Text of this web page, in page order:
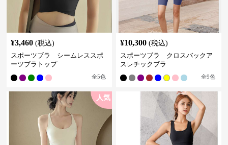
¥3,460 (税込)
スポーツブラ シームレススポ
ーツブラトップ
全5色
¥10,300 (税込)
スポーツブラ クロスバックア
スレチックブラ
全9色
人気